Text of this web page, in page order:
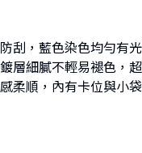
刮，藍色染色均勻有
層細膩不輕易褪色，
柔順，內有卡位與小